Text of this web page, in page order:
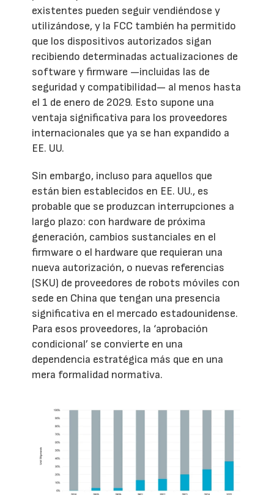
existentes pueden seguir vendiéndose y
utilizándose, y la FCC también ha permitido
que los dispositivos autorizados sigan
recibiendo determinadas actualizaciones de
software y firmware —incluidas las de
seguridad y compatibilidad— al menos hasta
el 1 de enero de 2029. Esto supone una
ventaja significativa para los proveedores
internacionales que ya se han expandido a
EE. UU.
Sin embargo, incluso para aquellos que
están bien establecidos en EE. UU., es
probable que se produzcan interrupciones a
largo plazo: con hardware de próxima
generación, cambios sustanciales en el
firmware o el hardware que requieran una
nueva autorización, o nuevas referencias
(SKU) de proveedores de robots móviles con
sede en China que tengan una presencia
significativa en el mercado estadounidense.
Para esos proveedores, la ‘aprobación
condicional’ se convierte en una
dependencia estratégica más que en una
mera formalidad normativa.